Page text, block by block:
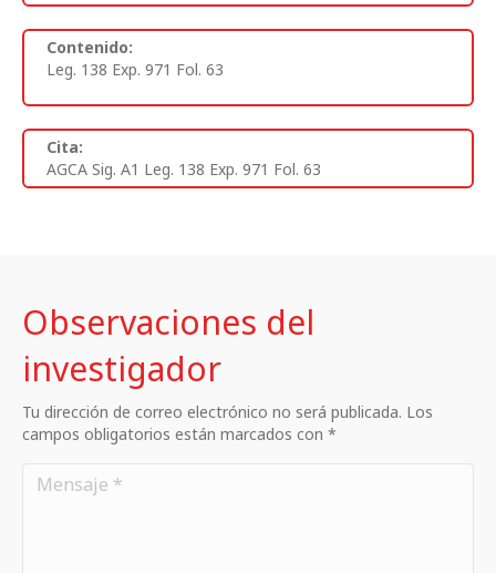
Contenido:
Leg. 138 Exp. 971 Fol. 63
Cita:
AGCA Sig. A1 Leg. 138 Exp. 971 Fol. 63
Observaciones del
investigador
Tu dirección de correo electrónico no será publicada. Los
campos obligatorios están marcados con *